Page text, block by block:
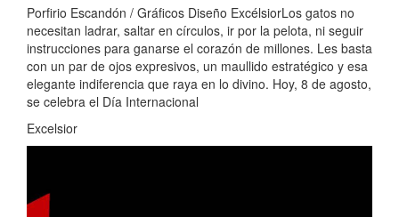
Porfirio Escandón / Gráficos Diseño ExcélsiorLos gatos no
necesitan ladrar, saltar en círculos, ir por la pelota, ni seguir
instrucciones para ganarse el corazón de millones. Les basta
con un par de ojos expresivos, un maullido estratégico y esa
elegante indiferencia que raya en lo divino. Hoy, 8 de agosto,
se celebra el Día Internacional
Excelsior